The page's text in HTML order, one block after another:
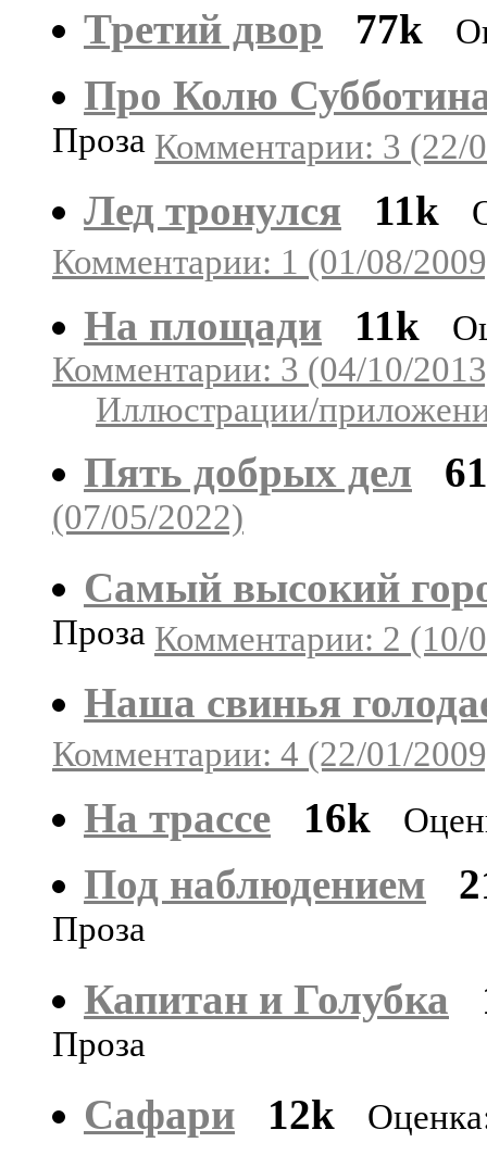
Третий двор 77k
Про Колю
Проза Комментарии: 3 (22/
Лед тронулся 11k
Комментарии: 1 (01/08/
На площади 11k
Комментарии: 3 (04/10/
Иллюстрации/
Пять добрых дел
(07/05/2022)
Самый высокий
Проза Комментарии: 2 (10/
Наша свинья
Комментарии: 4 (22/01/
На трассе 16k
Под наблюдением
Проза
Капитан и Голубка
Проза
Сафари
12k